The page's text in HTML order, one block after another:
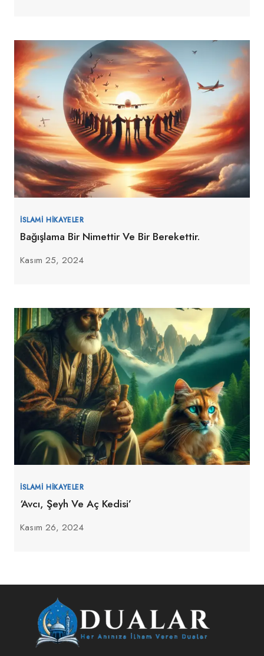
İSLAMI HIKAYELER
Bağışlama Bir Nimettir Ve Bir Berekettir.
Kasım 25, 2024
İSLAMI HIKAYELER
‘Avcı, Şeyh Ve Aç Kedisi’
Kasım 26, 2024